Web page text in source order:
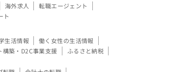
海外求人
転職エージェント
ト
生活情報
働く女性の生活情報
構築・D2C事業支援
ふるさと納税